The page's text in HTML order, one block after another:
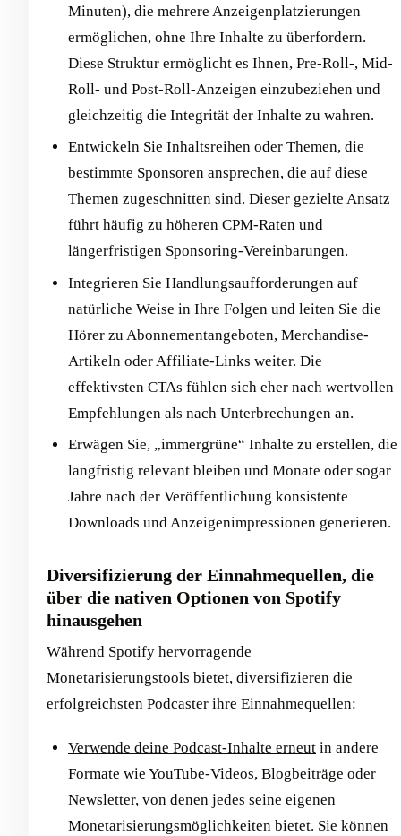
Minuten), die mehrere Anzeigenplatzierungen
ermöglichen, ohne Ihre Inhalte zu überfordern.
Diese Struktur ermöglicht es Ihnen, Pre-Roll-, Mid-
Roll- und Post-Roll-Anzeigen einzubeziehen und
gleichzeitig die Integrität der Inhalte zu wahren.
Entwickeln Sie Inhaltsreihen oder Themen, die
bestimmte Sponsoren ansprechen, die auf diese
Themen zugeschnitten sind. Dieser gezielte Ansatz
führt häufig zu höheren CPM-Raten und
längerfristigen Sponsoring-Vereinbarungen.
Integrieren Sie Handlungsaufforderungen auf
natürliche Weise in Ihre Folgen und leiten Sie die
Hörer zu Abonnementangeboten, Merchandise-
Artikeln oder Affiliate-Links weiter. Die
effektivsten CTAs fühlen sich eher nach wertvollen
Empfehlungen als nach Unterbrechungen an.
Erwägen Sie, „immergrüne“ Inhalte zu erstellen, die
langfristig relevant bleiben und Monate oder sogar
Jahre nach der Veröffentlichung konsistente
Downloads und Anzeigenimpressionen generieren.
Diversifizierung der Einnahmequellen, die
über die nativen Optionen von Spotify
hinausgehen
Während Spotify hervorragende
Monetarisierungstools bietet, diversifizieren die
erfolgreichsten Podcaster ihre Einnahmequellen:
Verwende deine Podcast-Inhalte erneut in andere
Formate wie YouTube-Videos, Blogbeiträge oder
Newsletter, von denen jedes seine eigenen
Monetarisierungsmöglichkeiten bietet. Sie können